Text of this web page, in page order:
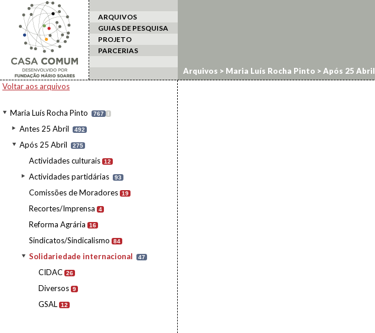
ARQUIVOS
GUIAS DE PESQUISA
PROJETO
PARCERIAS
Voltar aos arquivos
Maria Luís Rocha Pinto 767 I
Antes 25 Abril 492
Após 25 Abril 275
Actividades culturais 12
Actividades partidárias 93
Comissões de Moradores 19
Recortes/Imprensa 4
Reforma Agrária 16
Sindicatos/Sindicalismo 84
Solidariedade internacional 47
CIDAC 26
Diversos 9
GSAL 12
Arquivos > Maria Luís Rocha Pinto >Após 25 Abril